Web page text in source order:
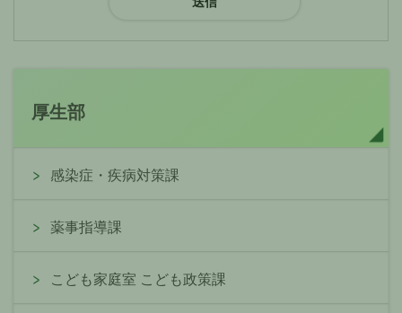
厚生部
感染症・疾病対策課
薬事指導課
こども家庭室 こども政策課